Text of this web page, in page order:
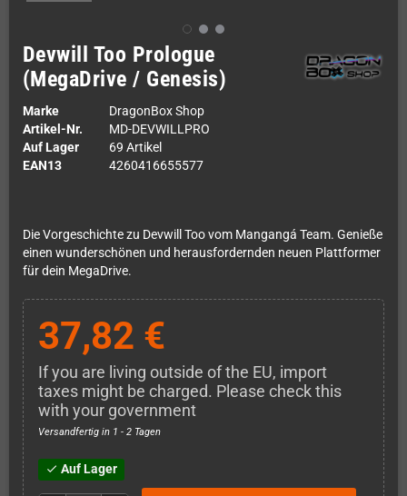
Devwill Too Prologue
(MegaDrive / Genesis)
Marke
DragonBox Shop
Artikel-Nr.
MD-DEVWILLPRO
Auf Lager
69 Artikel
EAN13
4260416655577
Die Vorgeschichte zu Devwill Too vom Mangangá Team. Genieße
einen wunderschönen und herausfordernden neuen Plattformer
für dein MegaDrive.
37,82 €
If you are living outside of the EU, import
taxes might be charged. Please check this
with your government
Versandfertig in 1 - 2 Tagen
check Auf Lager